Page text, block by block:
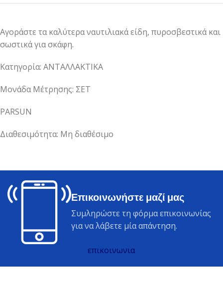
Αγοράστε τα καλύτερα ναυτιλιακά είδη, πυροσβεστικά και
σωστικά για σκάφη.
Κατηγορία: ΑΝΤΑΛΛΑΚΤΙΚΑ
Μονάδα Μέτρησης: ΣΕΤ
PARSUN
Διαθεσιμότητα: Μη διαθέσιμο
Επικοινωνήστε μαζί μας
Συμληρώστε τη φόρμα επικοινωνίας
για να λάβετε μία απάντηση.
επικοινωνια